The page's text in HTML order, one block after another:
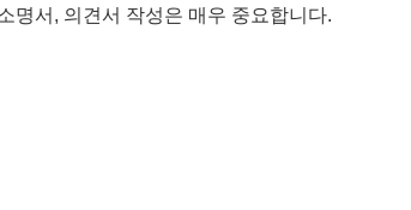
명서, 의견서 작성은 매우 중요합니다.